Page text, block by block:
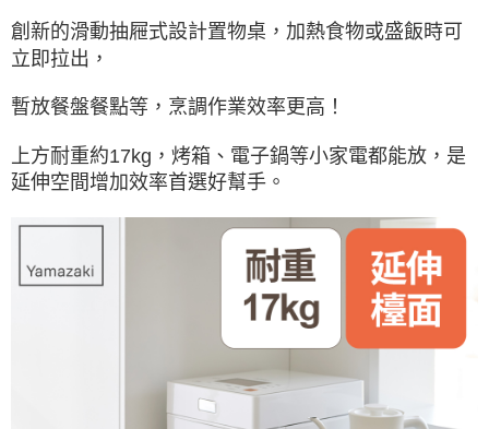
創新的滑動抽屜式設計置物桌，加熱食物或盛飯時可
立即拉出，
暫放餐盤餐點等，烹調作業效率更高！
上方耐重約17kg，烤箱、電子鍋等小家電都能放，是
延伸空間增加效率首選好幫手。